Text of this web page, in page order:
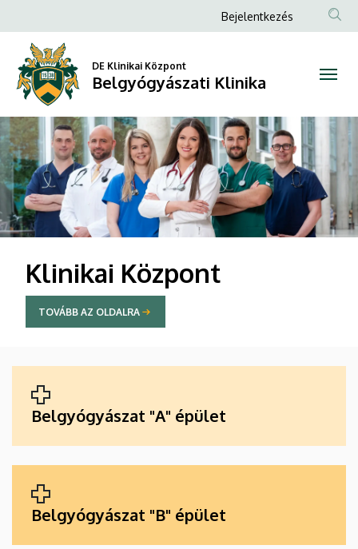
Klinika
Anonim
menüje
Bejelentkezés
DE Klinikai Központ
Belgyógyászati Klinika
DIAVETÍTÉS
Klinikai Központ
TOVÁBB AZ OLDALRA
Belgyógyászat "A" épület
Belgyógyászat "B" épület